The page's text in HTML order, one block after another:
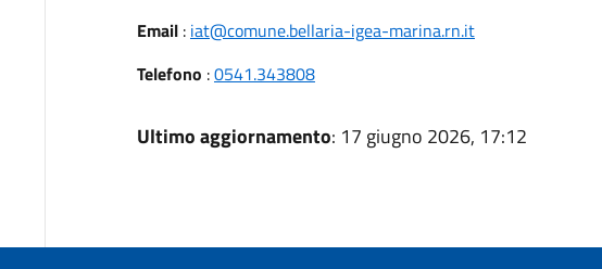
Email: iat@comune.bellaria-igea-marina.rn.it
Telefono :0541.343808
Ultimo aggiornamento: 17 giugno 2026, 17:12